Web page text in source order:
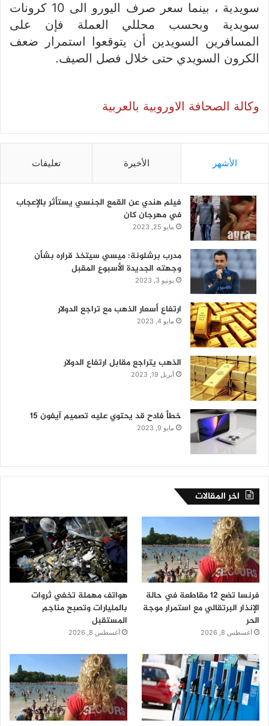
سويدية ، بينما سعر صرف اليورو الى 10 كرونات
سويدية وبحسب محللي العملة فإن على
المسافرين السويدين أن يتوقعوا استمرار ضعف
الكرون السويدي حتى خلال فصل الصيف.
وكالة الصحافة الاوروبية بالعربية
الأشهر الأخيرة تعليقات
فيلم هندي عن القمع الجنسي يستأثر بالإعجاب
في مهرجان كان
مايو 25, 2023
مدرب برشلونة: ميسي سيتخذ قراره بشأن
وجهته الجديدة الأسبوع المقبل
يونيو 3, 2023
ارتفاع أسعار الذهب مع تراجع الدولار
مايو 4, 2023
الذهب يتراجع مقابل ارتفاع الدولار
أبريل 19, 2023
خطأ فادح قد يحتوي عليه تصميم آيفون 15
مايو 9, 2023
اخر المقالات
فرنسا تضع 12 مقاطعة في حالة
الإنذار البرتقالي مع استمرار موجة
الحر
أغسطس 8, 2026
هواتف مهملة تخفي ثروات
بالمليارات وتصبح مناجم
المستقبل
أغسطس 8, 2026